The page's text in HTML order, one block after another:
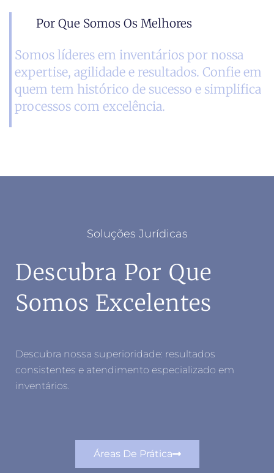
Por Que Somos Os Melhores
Somos líderes em inventários por nossa
expertise, agilidade e resultados. Confie em
quem tem histórico de sucesso e simplifica
processos com excelência.
Soluções Jurídicas
Descubra Por Que
Somos Excelentes
Descubra nossa superioridade: resultados
consistentes e atendimento especializado em
inventários.
Áreas De Prática